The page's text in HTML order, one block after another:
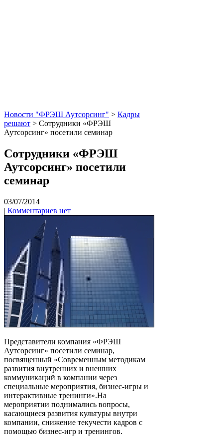
Новости "ФРЭШ Аутсорсинг" > Кадры
решают > Сотрудники «ФРЭШ
Аутсорсинг» посетили семинар
Сотрудники «ФРЭШ
Аутсорсинг» посетили
семинар
03/07/2014
| Комментариев нет
Представители компания «ФРЭШ
Аутсорсинг» посетили семинар,
посвященный «Современным методикам
развития внутренних и внешних
коммуникаций в компании через
специальные мероприятия, бизнес-игры и
интерактивные тренинги».На
мероприятии поднимались вопросы,
касающиеся развития культуры внутри
компании, снижение текучести кадров с
помощью бизнес-игр и тренингов.